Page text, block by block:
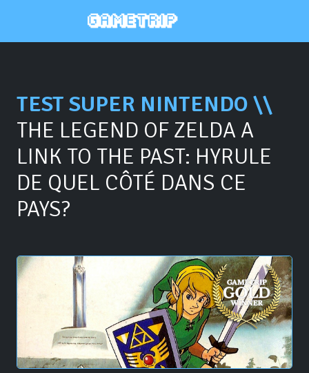
TEST SUPER NINTENDO \\
THE LEGEND OF ZELDA A
LINK TO THE PAST: HYRULE
DE QUEL CÔTÉ DANS CE
PAYS?